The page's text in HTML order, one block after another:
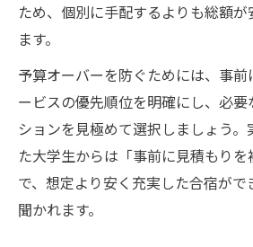
ため、個別に手配するよりも総額
ます。
予算オーバーを防ぐためには、事
ービスの優先順位を明確にし、必
ションを見極めて選択しましょう
た大学生からは「事前に見積もりを
で、想定より安く充実した合宿がで
聞かれます。